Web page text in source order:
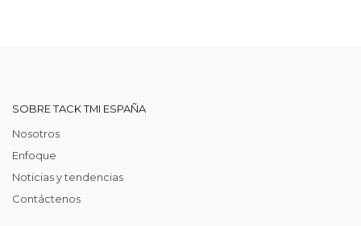
SOBRE TACK TMI ESPAÑA
Nosotros
Enfoque
Noticias y tendencias
Contáctenos